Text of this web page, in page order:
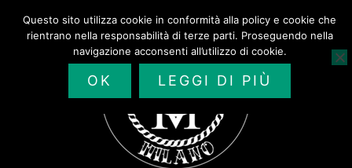
Questo sito utilizza cookie in conformità alla policy e cookie che
rientrano nella responsabilità di terze parti. Proseguendo nella
navigazione acconsenti all’utilizzo di cookie.
OK LEGGI DI PIÙ